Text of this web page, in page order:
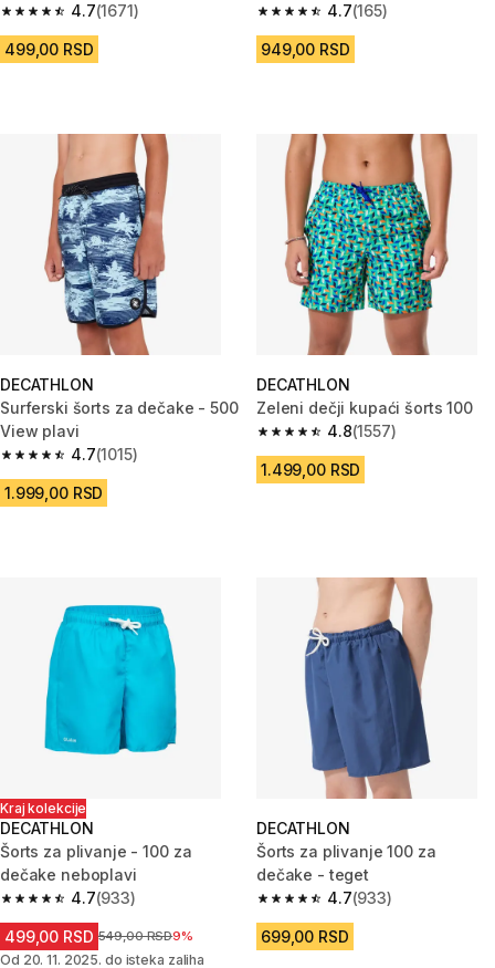
4.7
4.7 od 5 zvezdica from 1671 Recenzije
(1671)
499,00 RSD
4.7
4.7 od 5 zvezdica from 165
(165)
949,00 RSD
DECATHLON
Surferski šorts za dečake - 500
View plavi
4.7
4.7 od 5 zvezdica from 1015 Recenzije
(1015)
1.999,00 RSD
DECATHLON
Zeleni dečji kupaći šorts 100
4.8
4.8 od 5 zvezdica from 1557
(1557)
1.499,00 RSD
Kraj kolekcije
DECATHLON
Šorts za plivanje - 100 za
dečake neboplavi
4.7
4.7 od 5 zvezdica from 933 Recenzije
(933)
499,00 RSD Cena pre sniženja
549,00 RSD9%
Od 20. 11. 2025. do isteka zaliha
DECATHLON
Šorts za plivanje 100 za
dečake - teget
4.7
4.7 od 5 zvezdica from 933
(933)
699,00 RSD